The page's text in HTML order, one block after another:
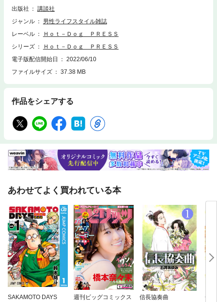
出版社
講談社
ジャンル
男性ライフスタイル雑誌
レーベル
Ｈｏｔ－Ｄｏｇ ＰＲＥＳＳ
シリーズ
Ｈｏｔ－Ｄｏｇ ＰＲＥＳＳ
電子版配信開始日
2022/06/10
ファイルサイズ
37.38 MB
作品をシェアする
あわせてよく買われている本
SAKAMOTO DAYS
週刊ビッグコミックス
信長協奏曲
金